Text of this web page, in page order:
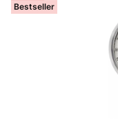
Bestseller